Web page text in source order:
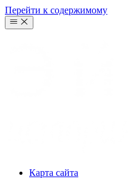
Перейти к содержимому
Карта сайта